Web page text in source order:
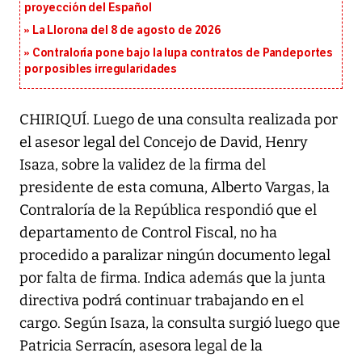
proyección del Español
La Llorona del 8 de agosto de 2026
Contraloría pone bajo la lupa contratos de Pandeportes
por posibles irregularidades
CHIRIQUÍ. Luego de una consulta realizada por
el asesor legal del Concejo de David, Henry
Isaza, sobre la validez de la firma del
presidente de esta comuna, Alberto Vargas, la
Contraloría de la República respondió que el
departamento de Control Fiscal, no ha
procedido a paralizar ningún documento legal
por falta de firma. Indica además que la junta
directiva podrá continuar trabajando en el
cargo. Según Isaza, la consulta surgió luego que
Patricia Serracín, asesora legal de la